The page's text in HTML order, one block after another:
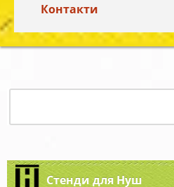
Контакти
Стенди для Нуш